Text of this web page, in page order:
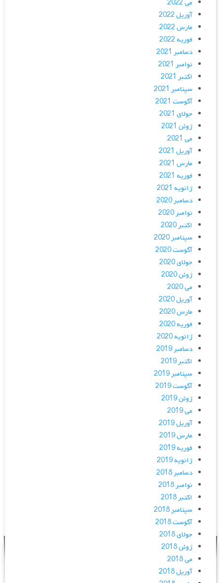
می 2022
آوریل 2022
مارس 2022
فوریه 2022
دسامبر 2021
نوامبر 2021
اکتبر 2021
سپتامبر 2021
آگوست 2021
جولای 2021
ژوئن 2021
می 2021
آوریل 2021
مارس 2021
فوریه 2021
ژانویه 2021
دسامبر 2020
نوامبر 2020
اکتبر 2020
سپتامبر 2020
آگوست 2020
جولای 2020
ژوئن 2020
می 2020
آوریل 2020
مارس 2020
فوریه 2020
ژانویه 2020
دسامبر 2019
اکتبر 2019
سپتامبر 2019
آگوست 2019
ژوئن 2019
می 2019
آوریل 2019
مارس 2019
فوریه 2019
ژانویه 2019
دسامبر 2018
نوامبر 2018
اکتبر 2018
سپتامبر 2018
آگوست 2018
جولای 2018
ژوئن 2018
می 2018
آوریل 2018